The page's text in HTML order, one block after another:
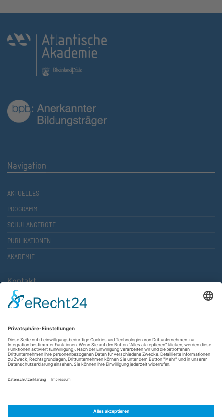
Navigation
AKTUELLES
PROGRAMM
SCHULANGEBOTE
PUBLIKATIONEN
AKADEMIE
Kontakt
Atlantische Akademie Rheinland-Pfalz e.V.
67657 Kaiserslautern
FON 0631 36610-0
FAX 0631 36610-15
©2026 Atlantische Akademie Rheinland-Pfalz e. V. |